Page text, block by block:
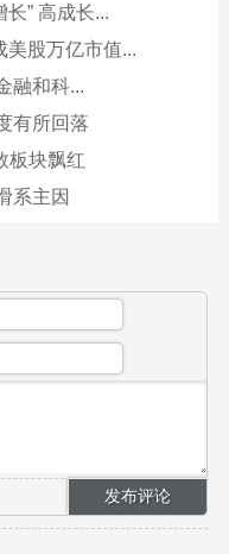
” 高成长...
美股万亿市值...
融和科...
有所回落
板块飘红
系主因